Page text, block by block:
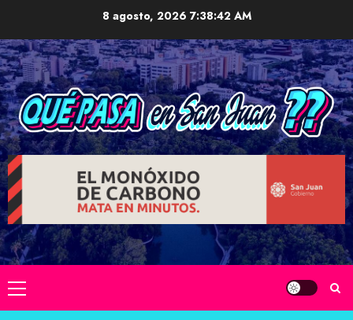
content
8 agosto, 2026 7:38:43 AM
Primary
Menu